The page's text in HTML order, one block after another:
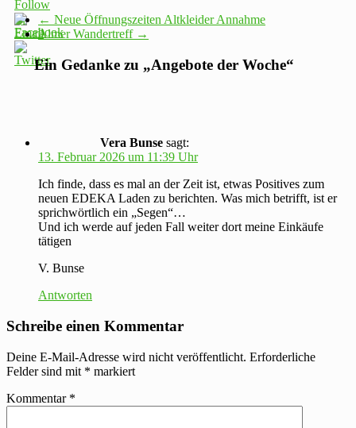
← Neue Öffnungszeiten Altkleider Annahme
Almer Wandertreff →
Ein Gedanke zu „Angebote der Woche“
Vera Bunse sagt:
13. Februar 2026 um 11:39 Uhr
Ich finde, dass es mal an der Zeit ist, etwas Positives zum
neuen EDEKA Laden zu berichten. Was mich betrifft, ist er
sprichwörtlich ein „Segen“…
Und ich werde auf jeden Fall weiter dort meine Einkäufe
tätigen
V. Bunse
Antworten
Schreibe einen Kommentar
Deine E-Mail-Adresse wird nicht veröffentlicht. Erforderliche
Felder sind mit * markiert
Kommentar *